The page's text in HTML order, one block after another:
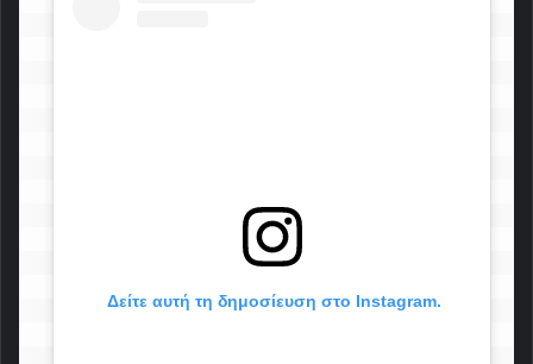
Δείτε αυτή τη δημοσίευση στο Instagram.